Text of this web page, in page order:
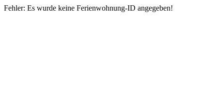
Fehler: Es wurde keine Ferienwohnung-ID angegeben!